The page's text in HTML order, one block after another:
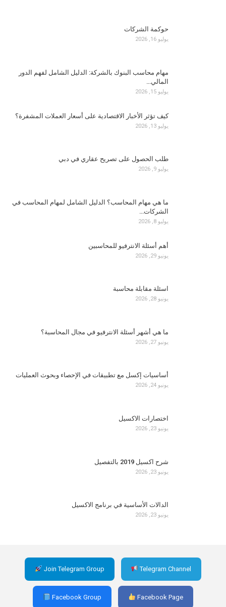
حوكمة الشركات
يوليو 16, 2026
مهام محاسب البنوك بالشركة: الدليل الشامل لفهم الدور
المالي…
يوليو 15, 2026
كيف تؤثر الأخبار الاقتصادية على أسعار العملات المشفرة؟
يوليو 13, 2026
طلب الحصول على تصريح عقاري في دبي
يوليو 9, 2026
ما هي مهام المحاسب؟ الدليل الشامل لمهام المحاسب في
الشركات…
يوليو 8, 2026
أهم أسئلة الانترفيو للمحاسبين
يونيو 29, 2026
اسئلة مقابلة محاسبة
يونيو 28, 2026
ما هي أشهر أسئلة الانترفيو في مجال المحاسبة؟
يونيو 27, 2026
أساسيات إكسل مع تطبيقات في الإحصاء وبحوث العمليات
يونيو 24, 2026
اختصارات الاكسيل
يونيو 23, 2026
شرح اكسيل 2019 بالتفصيل
يونيو 23, 2026
الدالات الأساسية في برنامج الاكسيل
يونيو 23, 2026
Join Telegram Group Telegram Channel
Facebook Group Facebook Page